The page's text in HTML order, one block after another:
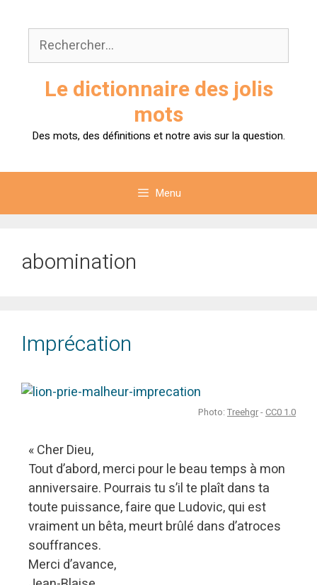
contenu
Rechercher :
Le dictionnaire des jolis
mots
Des mots, des définitions et notre avis sur la question.
Menu
abomination
Imprécation
Photo: Treehgr- CC0 1.0
« Cher Dieu,
Tout d’abord, merci pour le beau temps à mon
anniversaire. Pourrais tu s’il te plaît dans ta
toute puissance, faire que Ludovic, qui est
vraiment un bêta, meurt brûlé dans d’atroces
souffrances.
Merci d’avance,